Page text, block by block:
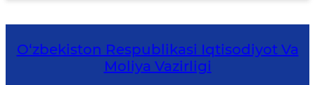
O‘zbekiston Respublikasi Iqtisodiyot Va
Moliya Vazirligi